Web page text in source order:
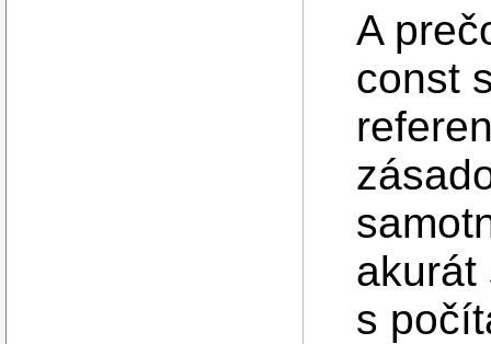
A
const
akurát
s